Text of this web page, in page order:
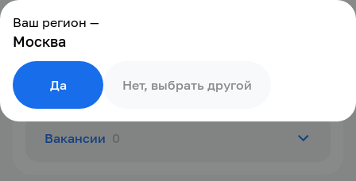
Вакансии 0
Ваш регион —
Москва
Нет, выбрать другой
Да